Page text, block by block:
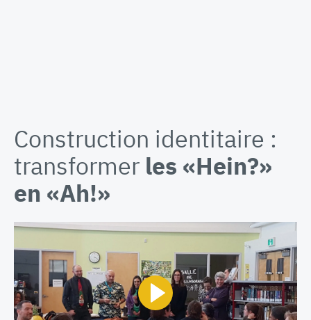
Construction identitaire :
transformer les «Hein?»
en «Ah!»